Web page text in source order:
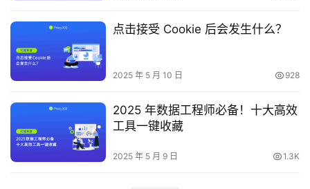
点击接受 Cookie 后会发生什么？
2025 年 5 月 10 日 928
2025 年数据工程师必备！十大高效
工具一键收藏
2025 年 5 月 9 日 1.3K